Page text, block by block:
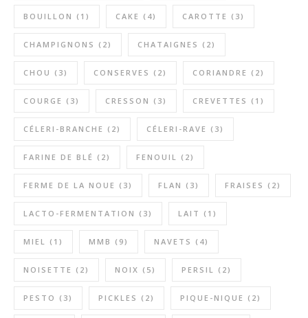
BOUILLON (1) CAKE (4) CAROTTE (3)
CHAMPIGNONS (2) CHATAIGNES (2)
CHOU (3) CONSERVES (2) CORIANDRE (2)
COURGE (3) CRESSON (3) CREVETTES (1)
CÉLERI-BRANCHE (2) CÉLERI-RAVE (3)
FARINE DE BLÉ (2) FENOUIL (2)
FERME DE LA NOUE (3) FLAN (3) FRAISES (2)
LACTO-FERMENTATION (3) LAIT (1)
MIEL (1) MMB (9) NAVETS (4)
NOISETTE (2) NOIX (5) PERSIL (2)
PESTO (3) PICKLES (2) PIQUE-NIQUE (2)